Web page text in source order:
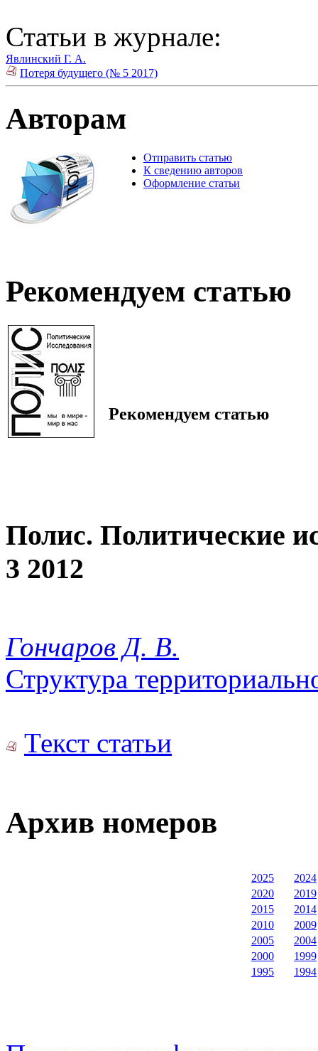
Статьи в журнале:
Явлинский Г. А.
Потеря будущего (№ 5 2017)
Авторам
Отправить статью
К сведению авторов
Оформление статьи
Рекомендуем статью
Рекомендуем статью
Полис. Политические
3 2012
Гончаров Д. В.
Структура
Текст статьи
Архив номеров
2025
2024
2020
2019
2015
2014
2010
2009
2005
2004
2000
1999
1995
1994